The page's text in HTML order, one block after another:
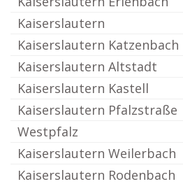
Kaiserslautern
Kaiserslautern Katzenbach
Kaiserslautern Altstadt
Kaiserslautern Kastell
Kaiserslautern Pfalzstraße
Westpfalz
Kaiserslautern Weilerbach
Kaiserslautern Rodenbach